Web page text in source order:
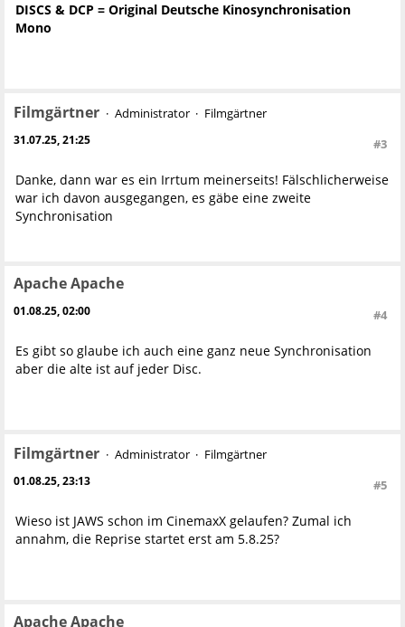
DISCS & DCP = Original Deutsche Kinosynchronisation
Mono
Filmgärtner Administrator Filmgärtner
31.07.25, 21:25 #3
Danke, dann war es ein Irrtum meinerseits! Fälschlicherweise
war ich davon ausgegangen, es gäbe eine zweite
Synchronisation
Apache Apache
01.08.25, 02:00 #4
Es gibt so glaube ich auch eine ganz neue Synchronisation
aber die alte ist auf jeder Disc.
Filmgärtner Administrator Filmgärtner
01.08.25, 23:13 #5
Wieso ist JAWS schon im CinemaxX gelaufen? Zumal ich
annahm, die Reprise startet erst am 5.8.25?
Apache Apache